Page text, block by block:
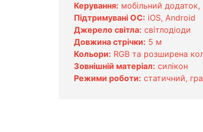
Керування: мобільний додаток,
Підтримувані ОС: iOS, Android
Джерело світла: світлодіоди
Довжина стрічки: 5 м
Кольори: RGB та розширена
Зовнішній матеріал: силікон
Режими роботи: статичний,